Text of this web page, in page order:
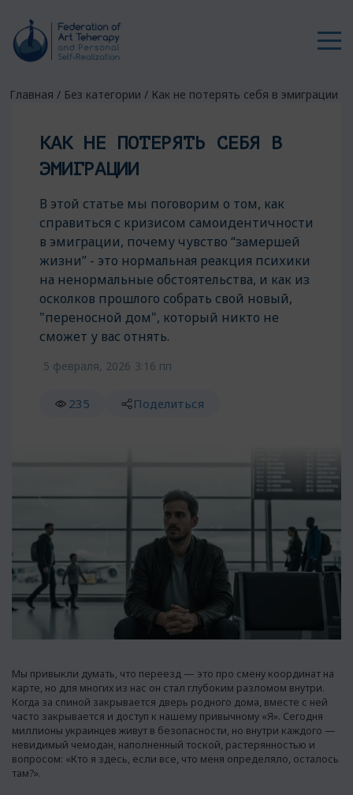
Главная / Без категории / Как не потерять себя в эмиграции
КАК НЕ ПОТЕРЯТЬ СЕБЯ В
ЭМИГРАЦИИ
В этой статье мы поговорим о том, как
справиться с кризисом самоидентичности
в эмиграции, почему чувство “замершей
жизни” - это нормальная реакция психики
на ненормальные обстоятельства, и как из
осколков прошлого собрать свой новый,
"переносной дом", который никто не
сможет у вас отнять.
5 февраля, 2026 3:16 пп
235 Поделиться
Мы привыкли думать, что переезд — это про смену координат на
карте, но для многих из нас он стал глубоким разломом внутри.
Когда за спиной закрывается дверь родного дома, вместе с ней
часто закрывается и доступ к нашему привычному «Я». Сегодня
миллионы украинцев живут в безопасности, но внутри каждого —
невидимый чемодан, наполненный тоской, растерянностью и
вопросом: «Кто я здесь, если все, что меня определяло, осталось
там?».